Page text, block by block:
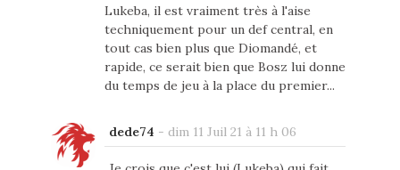
Lukeba, il est vraiment très à l'aise
techniquement pour un def central, en
tout cas bien plus que Diomandé, et
rapide, ce serait bien que Bosz lui donne
du temps de jeu à la place du premier...
dede74 - dim 11 Juil 21 à 11 h 06